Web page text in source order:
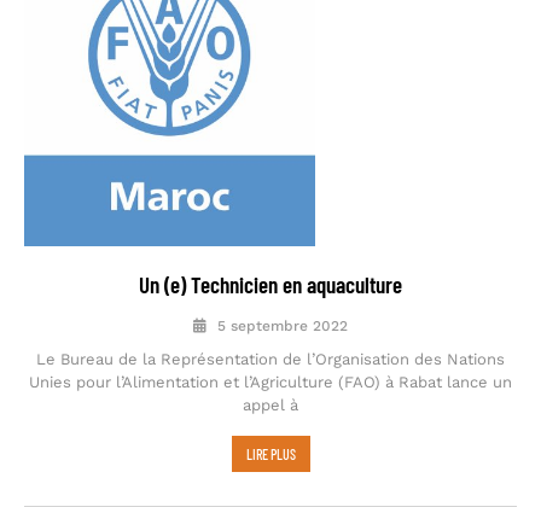
Un (e) Technicien en aquaculture
5 septembre 2022
Le Bureau de la Représentation de l’Organisation des Nations
Unies pour l’Alimentation et l’Agriculture (FAO) à Rabat lance un
appel à
LIRE PLUS